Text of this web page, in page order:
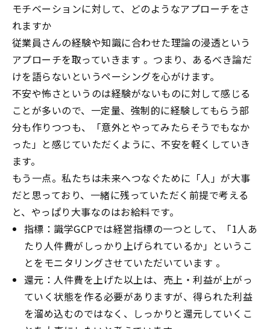
モチベーションに対して、どのようなアプローチをさ
れますか
従業員さんの経験や知識に合わせた理論の浸透という
アプローチを取っていきます 。つまり、あるべき論だ
けを語らないというペーシングを心がけます。
不安や怖さというのは経験がないものに対して感じる
ことが多いので、一定量、強制的に経験してもらう部
分も作りつつも、「意外とやってみたらそうでもなか
った」と感じていただくように、不安を軽くしていき
ます。
もう一点。私たちは未来へつなぐために「人」が大事
だと思っており、一緒に残っていただく前提で考える
と、やっぱり大事なのはお給料です。
指標：識学GCPでは経営指標の一つとして、「1人あ
たり人件費がしっかり上げられているか」というこ
とをモニタリングさせていただいています 。
還元：人件費を上げた以上は、売上・利益が上がっ
ていく状態を作る必要がありますが、得られた利益
を溜め込むのではなく、しっかりと還元していくこ